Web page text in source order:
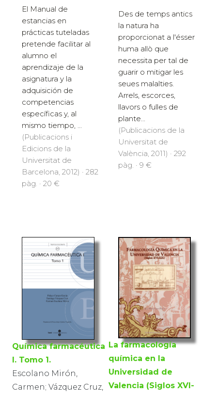
El Manual de
estancias en
prácticas tuteladas
pretende facilitar al
alumno el
aprendizaje de la
asignatura y la
adquisición de
competencias
específicas y, al
mismo tiempo, ...
(Publicacions i
Edicions de la
Universitat de
Barcelona, 2012) · 282
pàg. · 20 €
Des de temps antics
la natura ha
proporcionat a l'ésser
huma allò que
necessita per tal de
guarir o mitigar les
seues malalties.
Arrels, escorces,
llavors o fulles de
plante...
(Publicacions de la
Universitat de
València, 2011) · 292
pàg. · 9 €
Química farmacéutica
I. Tomo 1.
Escolano Mirón,
Carmen; Vázquez Cruz,
La farmacología
química en la
Universidad de
Valencia (Siglos XVI-